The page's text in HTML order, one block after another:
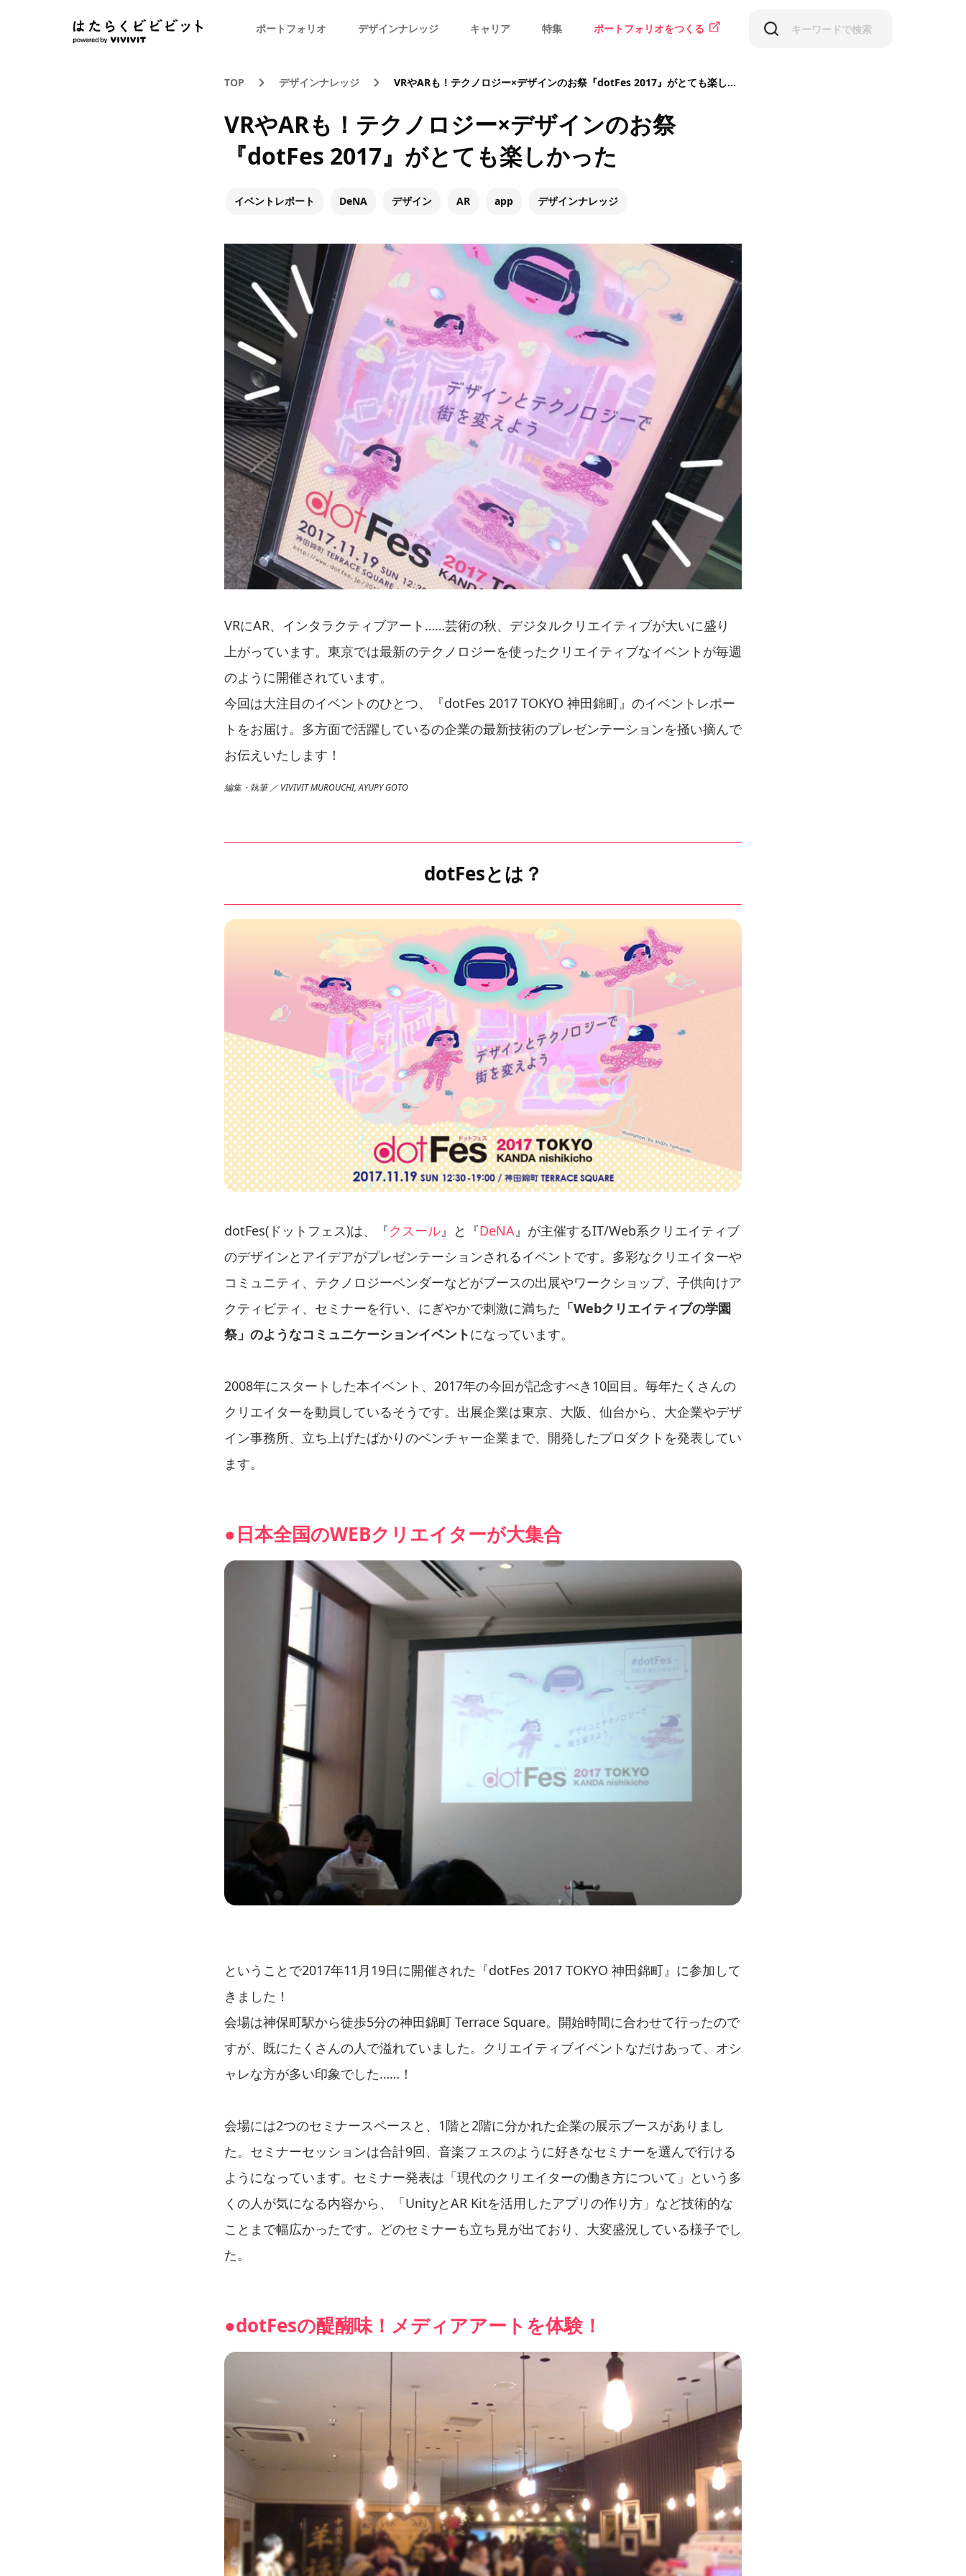
ポートフォリオ デザインナレッジ キャリア 特集 ポートフォリオをつくる
TOP デザインナレッジ VRやARも！テクノロジー×デザインのお祭『dotFes 2017』がとても楽しかった
VRやARも！テクノロジー×デザインのお祭
『dotFes 2017』がとても楽しかった
イベントレポート DeNA デザイン AR app デザインナレッジ
VRにAR、インタラクティブアート……芸術の秋、デジタルクリエイティブが大いに盛り
上がっています。東京では最新のテクノロジーを使ったクリエイティブなイベントが毎週
のように開催されています。
今回は大注目のイベントのひとつ、『dotFes 2017 TOKYO 神田錦町』のイベントレポー
トをお届け。多方面で活躍しているの企業の最新技術のプレゼンテーションを掻い摘んで
お伝えいたします！
編集・執筆 ／ VIVIVIT MUROUCHI, AYUPY GOTO
dotFesとは？
dotFes(ドットフェス)は、『クスール 』と『DeNA 』が主催するIT/Web系クリエイティブ
のデザインとアイデアがプレゼンテーションされるイベントです。多彩なクリエイターや
コミュニティ、テクノロジーベンダーなどがブースの出展やワークショップ、子供向けア
クティビティ、セミナーを行い、にぎやかで刺激に満ちた 「Webクリエイティブの学園
祭」のようなコミュニケーションイベントになっています。
2008年にスタートした本イベント、2017年の今回が記念すべき10回目。毎年たくさんの
クリエイターを動員しているそうです。出展企業は東京、大阪、仙台から、大企業やデザ
イン事務所、立ち上げたばかりのベンチャー企業まで、開発したプロダクトを発表してい
ます。
●日本全国のWEBクリエイターが大集合
ということで2017年11月19日に開催された『dotFes 2017 TOKYO 神田錦町』に参加して
きました！
会場は神保町駅から徒歩5分の神田錦町 Terrace Square。開始時間に合わせて行ったので
すが、既にたくさんの人で溢れていました。クリエイティブイベントなだけあって、オシ
ャレな方が多い印象でした……！
会場には2つのセミナースペースと、1階と2階に分かれた企業の展示ブースがありまし
た。セミナーセッションは合計9回、音楽フェスのように好きなセミナーを選んで行ける
ようになっています。セミナー発表は「現代のクリエイターの働き方について」という多
くの人が気になる内容から、「UnityとAR Kitを活用したアプリの作り方」など技術的な
ことまで幅広かったです。どのセミナーも立ち見が出ており、大変盛況している様子でし
た。
●dotFesの醍醐味！メディアアートを体験！